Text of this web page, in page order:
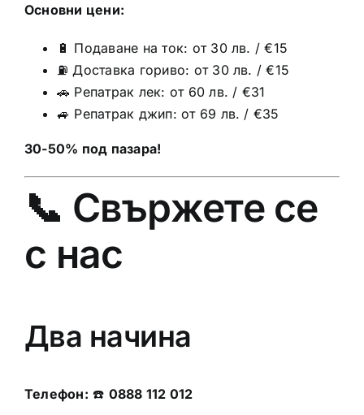
Основни цени:
🔋 Подаване на ток: от 30 лв. / €15
⛽ Доставка гориво: от 30 лв. / €15
🚗 Репатрак лек: от 60 лв. / €31
🚙 Репатрак джип: от 69 лв. / €35
30-50% под пазара!
📞 Свържете се
с нас
Два начина
Телефон: ☎️ 0888 112 012